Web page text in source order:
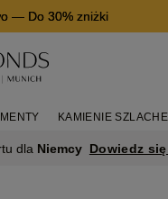
— Do 30% zniżki
KAMIENIE
dla Niemcy Dowiedz